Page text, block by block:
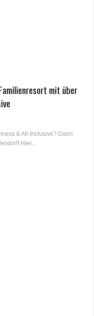
mit über
& All-Inclusive? Dann
Hier...